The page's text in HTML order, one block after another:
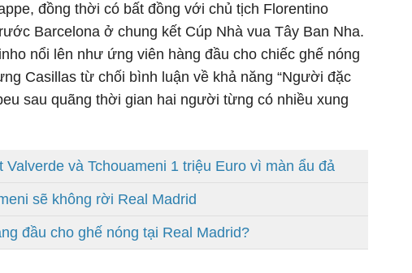
đồng thời có bất đồng với chủ tịch Florentino
Barcelona ở chung kết Cúp Nhà vua Tây Ban Nha.
nổi lên như ứng viên hàng đầu cho chiếc ghế nóng
Casillas từ chối bình luận về khả năng “Người đặc
sau quãng thời gian hai người từng có nhiều xung
Valverde và Tchouameni 1 triệu Euro vì màn ẩu đả
sẽ không rời Real Madrid
đầu cho ghế nóng tại Real Madrid?